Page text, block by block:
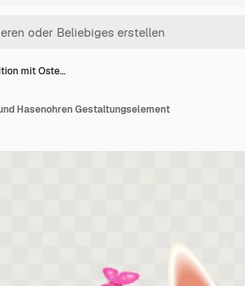
mit Oste…
Hasenohren Gestaltungselement